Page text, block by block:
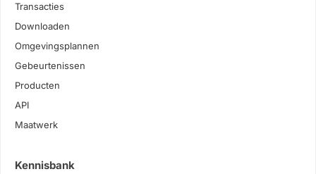
Transacties
Downloaden
Omgevingsplannen
Gebeurtenissen
Producten
API
Maatwerk
Kennisbank